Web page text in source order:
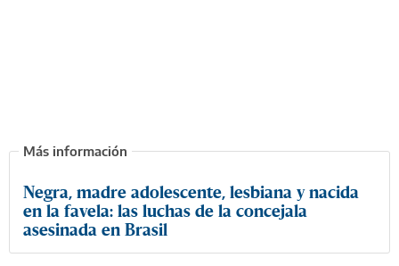
Negra, madre adolescente, lesbiana y nacida
en la favela: las luchas de la concejala
asesinada en Brasil